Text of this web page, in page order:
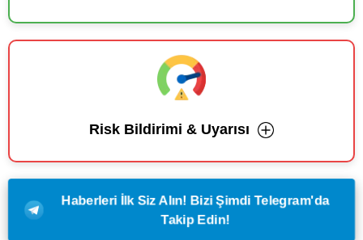
Risk Bildirimi & Uyarısı
Haberleri İlk Siz Alın! Bizi Şimdi Telegram'da
Takip Edin!